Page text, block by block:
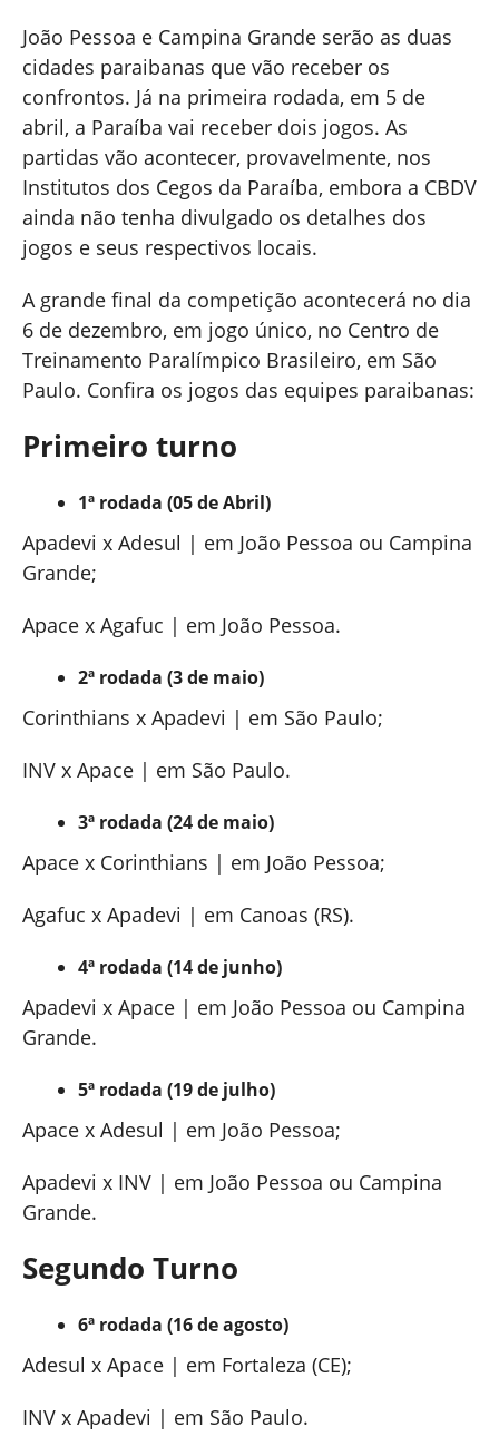
João Pessoa e Campina Grande serão as duas
cidades paraibanas que vão receber os
confrontos. Já na primeira rodada, em 5 de
abril, a Paraíba vai receber dois jogos. As
partidas vão acontecer, provavelmente, nos
Institutos dos Cegos da Paraíba, embora a CBDV
ainda não tenha divulgado os detalhes dos
jogos e seus respectivos locais.
A grande final da competição acontecerá no dia
6 de dezembro, em jogo único, no Centro de
Treinamento Paralímpico Brasileiro, em São
Paulo. Confira os jogos das equipes paraibanas:
Primeiro turno
1ª rodada (05 de Abril)
Apadevi x Adesul | em João Pessoa ou Campina
Grande;
Apace x Agafuc | em João Pessoa.
2ª rodada (3 de maio)
Corinthians x Apadevi | em São Paulo;
INV x Apace | em São Paulo.
3ª rodada (24 de maio)
Apace x Corinthians | em João Pessoa;
Agafuc x Apadevi | em Canoas (RS).
4ª rodada (14 de junho)
Apadevi x Apace | em João Pessoa ou Campina
Grande.
5ª rodada (19 de julho)
Apace x Adesul | em João Pessoa;
Apadevi x INV | em João Pessoa ou Campina
Grande.
Segundo Turno
6ª rodada (16 de agosto)
Adesul x Apace | em Fortaleza (CE);
INV x Apadevi | em São Paulo.